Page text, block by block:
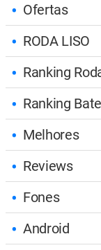
Ofertas
RODA LISO
Ranking
Ranking
Melhores
Reviews
Fones
Android